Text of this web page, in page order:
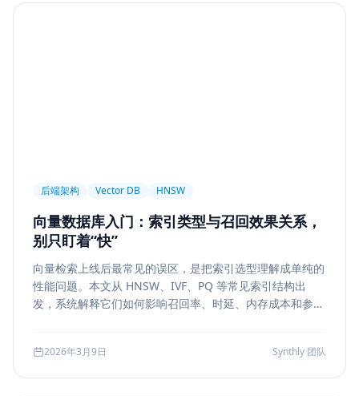
后端架构 Vector DB HNSW
向量数据库入门：索引类型与召回效果关系，
别只盯着“快”
向量检索上线后最常见的误区，是把索引选型理解成单纯的
性能问题。本文从 HNSW、IVF、PQ 等常见索引结构出
发，系统解释它们如何影响召回率、时延、内存成本和参数
2026年3月9日 Synthly 团队